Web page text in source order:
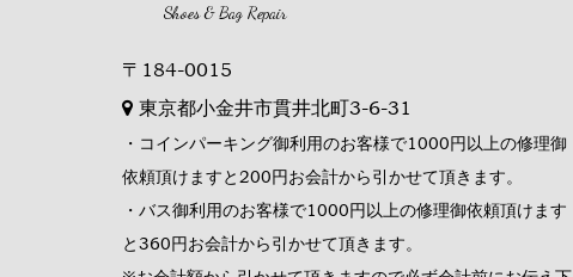
Shoes & Bag Repair
〒184-0015
東京都小金井市貫井北町3-6-31
・コインパーキング御利用のお客様で1000円以上の修理御
依頼頂けますと200円お会計から引かせて頂きます。
・バス御利用のお客様で1000円以上の修理御依頼頂けます
と360円お会計から引かせて頂きます。